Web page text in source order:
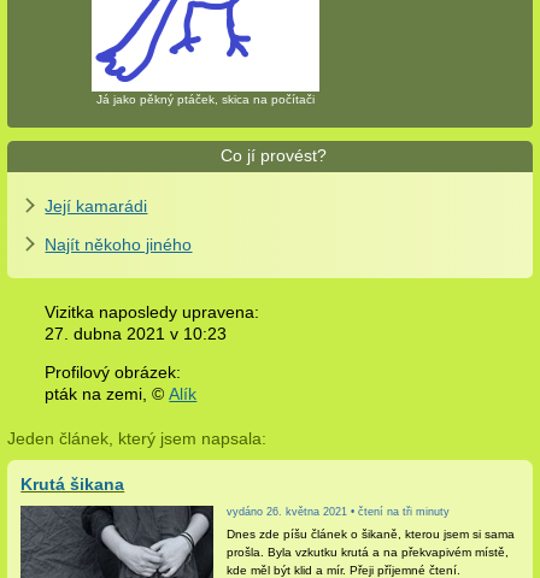
Já jako pěkný ptáček, skica na počítači
Co jí provést?
Její kamarádi
Najít někoho jiného
Vizitka naposledy upravena:
27. dubna 2021 v 10:23
Profilový obrázek:
pták na zemi,©Alík
Jeden článek, který jsem napsala:
Krutá šikana
vydáno 26. května 2021 • čtení na tři minuty
Dnes zde píšu článek o šikaně, kterou jsem si sama
prošla. Byla vzkutku krutá a na překvapivém místě,
kde měl být klid a mír. Přeji příjemné čtení.